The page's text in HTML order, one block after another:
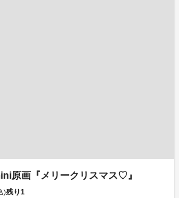
原画『メリークリスマス♡』
)残り1